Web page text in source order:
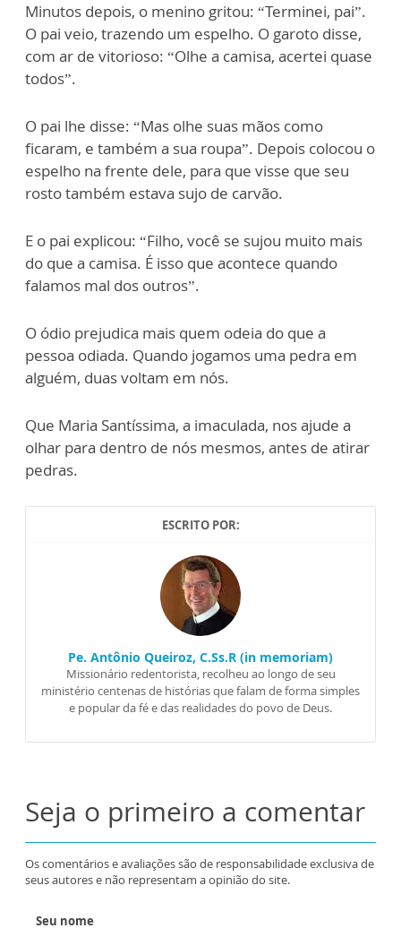
Minutos depois, o menino gritou: “Terminei, pai”.
O pai veio, trazendo um espelho. O garoto disse,
com ar de vitorioso: “Olhe a camisa, acertei quase
todos”.
O pai lhe disse: “Mas olhe suas mãos como
ficaram, e também a sua roupa”. Depois colocou o
espelho na frente dele, para que visse que seu
rosto também estava sujo de carvão.
E o pai explicou: “Filho, você se sujou muito mais
do que a camisa. É isso que acontece quando
falamos mal dos outros”.
O ódio prejudica mais quem odeia do que a
pessoa odiada. Quando jogamos uma pedra em
alguém, duas voltam em nós.
Que Maria Santíssima, a imaculada, nos ajude a
olhar para dentro de nós mesmos, antes de atirar
pedras.
ESCRITO POR:
Pe. Antônio Queiroz, C.Ss.R (in memoriam)
Missionário redentorista, recolheu ao longo de seu
ministério centenas de histórias que falam de forma simples
e popular da fé e das realidades do povo de Deus.
Seja o primeiro a comentar
Os comentários e avaliações são de responsabilidade exclusiva de
seus autores e não representam a opinião do site.
Seu nome